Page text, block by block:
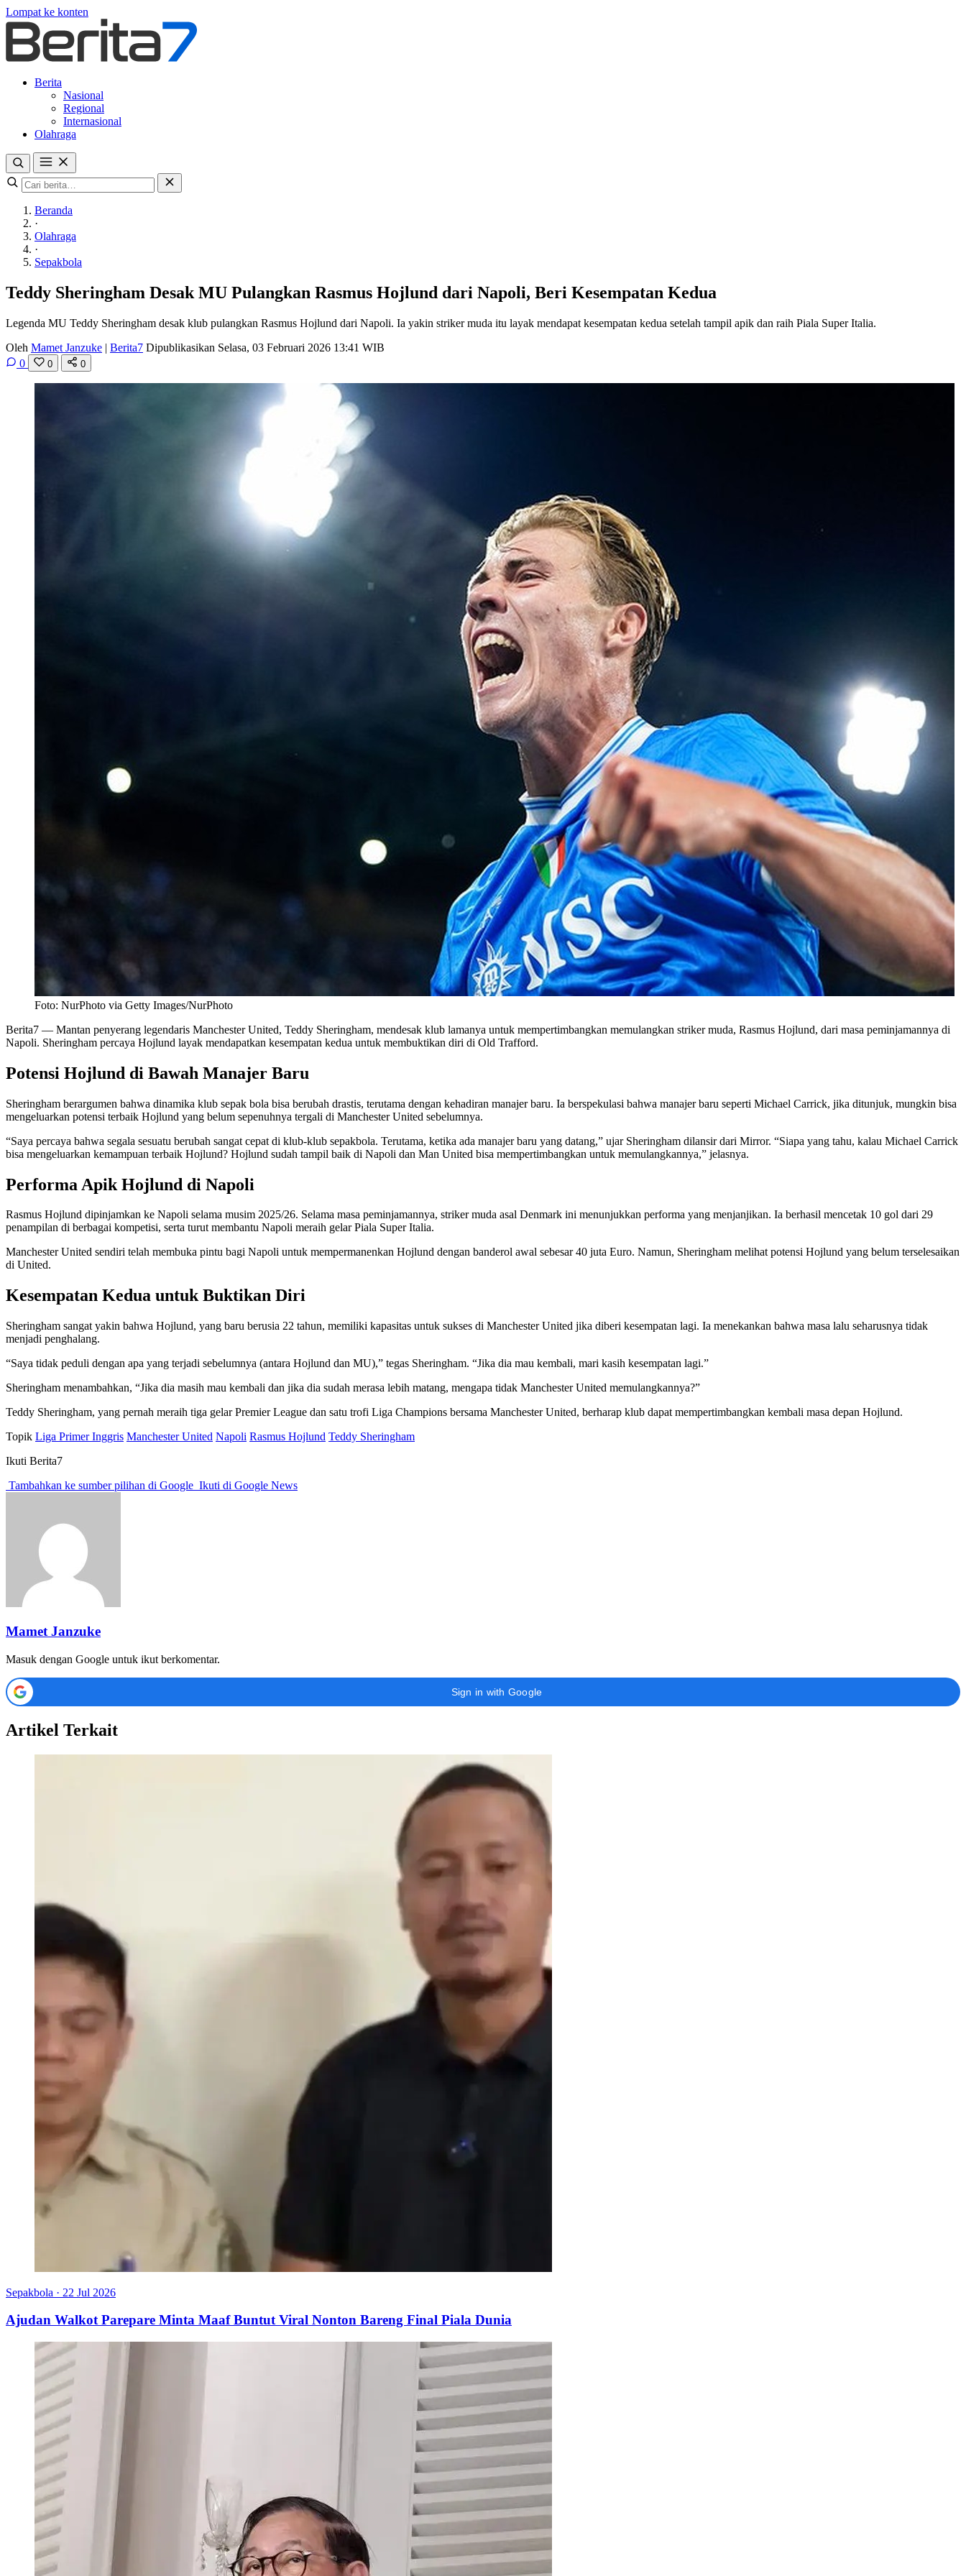
Lompat ke konten
Berita
Nasional
Regional
Internasional
Olahraga
Beranda
·
Olahraga
·
Sepakbola
Teddy Sheringham Desak MU Pulangkan Rasmus Hojlund dari Napoli, Beri Kesempatan Kedua
Legenda MU Teddy Sheringham desak klub pulangkan Rasmus Hojlund dari Napoli. Ia yakin striker muda itu layak mendapat kesempatan kedua setelah tampil apik dan raih Piala Super Italia.
Oleh Mamet Janzuke | Berita7 Dipublikasikan Selasa, 03 Februari 2026 13:41 WIB
0
0 0
Foto: NurPhoto via Getty Images/NurPhoto
Berita7 — Mantan penyerang legendaris Manchester United, Teddy Sheringham, mendesak klub lamanya untuk mempertimbangkan memulangkan striker muda, Rasmus Hojlund, dari masa peminjamannya di
Napoli. Sheringham percaya Hojlund layak mendapatkan kesempatan kedua untuk membuktikan diri di Old Trafford.
Potensi Hojlund di Bawah Manajer Baru
Sheringham berargumen bahwa dinamika klub sepak bola bisa berubah drastis, terutama dengan kehadiran manajer baru. Ia berspekulasi bahwa manajer baru seperti Michael Carrick, jika ditunjuk, mungkin bisa
mengeluarkan potensi terbaik Hojlund yang belum sepenuhnya tergali di Manchester United sebelumnya.
“Saya percaya bahwa segala sesuatu berubah sangat cepat di klub-klub sepakbola. Terutama, ketika ada manajer baru yang datang,” ujar Sheringham dilansir dari Mirror. “Siapa yang tahu, kalau Michael Carrick
bisa mengeluarkan kemampuan terbaik Hojlund? Hojlund sudah tampil baik di Napoli dan Man United bisa mempertimbangkan untuk memulangkannya,” jelasnya.
Performa Apik Hojlund di Napoli
Rasmus Hojlund dipinjamkan ke Napoli selama musim 2025/26. Selama masa peminjamannya, striker muda asal Denmark ini menunjukkan performa yang menjanjikan. Ia berhasil mencetak 10 gol dari 29
penampilan di berbagai kompetisi, serta turut membantu Napoli meraih gelar Piala Super Italia.
Manchester United sendiri telah membuka pintu bagi Napoli untuk mempermanenkan Hojlund dengan banderol awal sebesar 40 juta Euro. Namun, Sheringham melihat potensi Hojlund yang belum terselesaikan
di United.
Kesempatan Kedua untuk Buktikan Diri
Sheringham sangat yakin bahwa Hojlund, yang baru berusia 22 tahun, memiliki kapasitas untuk sukses di Manchester United jika diberi kesempatan lagi. Ia menekankan bahwa masa lalu seharusnya tidak
menjadi penghalang.
“Saya tidak peduli dengan apa yang terjadi sebelumnya (antara Hojlund dan MU),” tegas Sheringham. “Jika dia mau kembali, mari kasih kesempatan lagi.”
Sheringham menambahkan, “Jika dia masih mau kembali dan jika dia sudah merasa lebih matang, mengapa tidak Manchester United memulangkannya?”
Teddy Sheringham, yang pernah meraih tiga gelar Premier League dan satu trofi Liga Champions bersama Manchester United, berharap klub dapat mempertimbangkan kembali masa depan Hojlund.
Topik Liga Primer Inggris Manchester United Napoli Rasmus Hojlund Teddy Sheringham
Ikuti Berita7
Tambahkan ke sumber pilihan di Google Ikuti di Google News
Mamet Janzuke
Masuk dengan Google untuk ikut berkomentar.
Sign in with Google
Artikel Terkait
Sepakbola · 22 Jul 2026
Ajudan Walkot Parepare Minta Maaf Buntut Viral Nonton Bareng Final Piala Dunia